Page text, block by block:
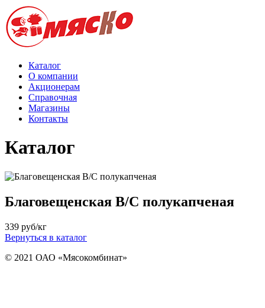
Каталог
О компании
Акционерам
Справочная
Магазины
Контакты
Каталог
Благовещенская В/С полукапченая
339 руб/кг
Вернуться в каталог
© 2021 ОАО «Мясокомбинат»